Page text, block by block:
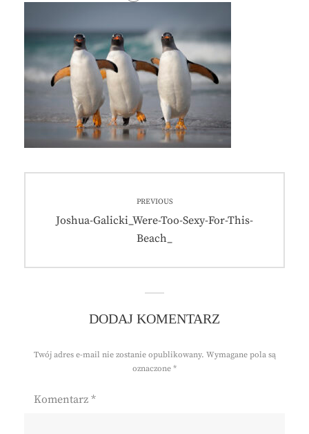
wpisu
PREVIOUS
Previous
Joshua-Galicki_Were-Too-Sexy-For-This-
Beach_
DODAJ KOMENTARZ
Twój adres e-mail nie zostanie opublikowany. Wymagane pola są
oznaczone *
Komentarz *